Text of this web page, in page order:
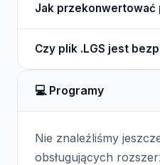
administratorom lepsze
jak Notepad, lub przy
dzienników. Niektóre
również umożliwiać
Jak przekonwertować
standardową praktyką,
głównie do analizy w
jednak skopiować jego
Czy plik .LGS jest
zawiera informacje o
jest jednak, aby
💻 Programy
Nie znaleźliśmy
obsługujących